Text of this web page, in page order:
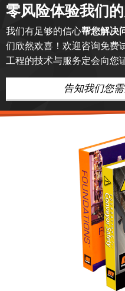
零风险体验我们
我们有足够的信心帮您解决
们欣然欢喜！欢迎咨询免费
工程的技术与服务定会向您
告知我们您